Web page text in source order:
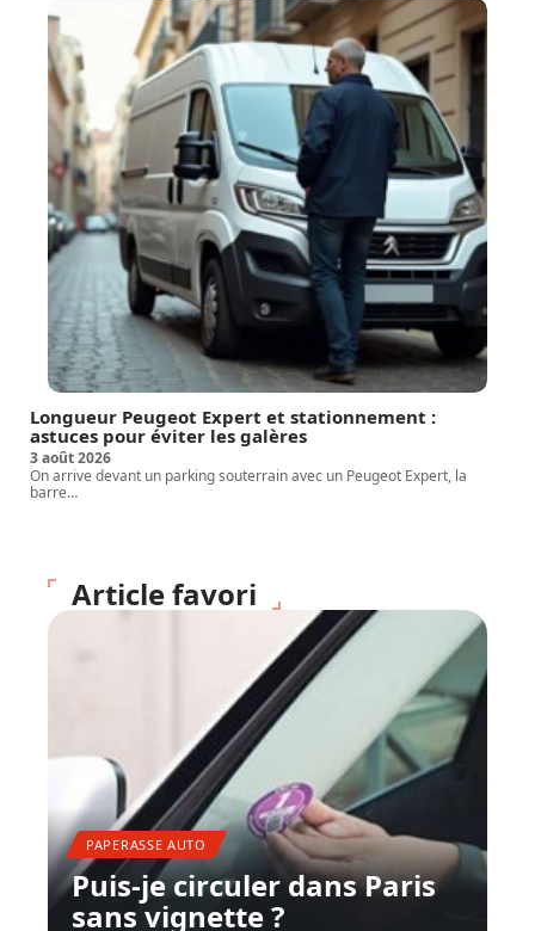
Longueur Peugeot Expert et stationnement :
astuces pour éviter les galères
3 août 2026
On arrive devant un parking souterrain avec un Peugeot Expert, la
barre…
Article favori
PAPERASSE AUTO
Puis-je circuler dans Paris
sans vignette ?